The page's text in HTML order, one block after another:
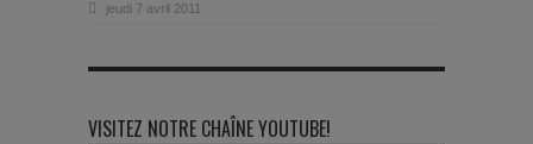
jeudi 7 avril 2011
VISITEZ NOTRE CHAÎNE YOUTUBE!